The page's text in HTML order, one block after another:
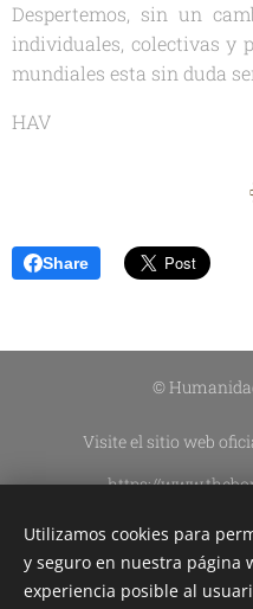
Despertemos, sin un
individuales, colectivas y
mundiales esta sin duda
HAV
Share
©
Visite el sitio web
https://
Asociación Civil Sin Fines
Edición de
Utilizamos cookies para
y seguro en nuestra página
experiencia posible al